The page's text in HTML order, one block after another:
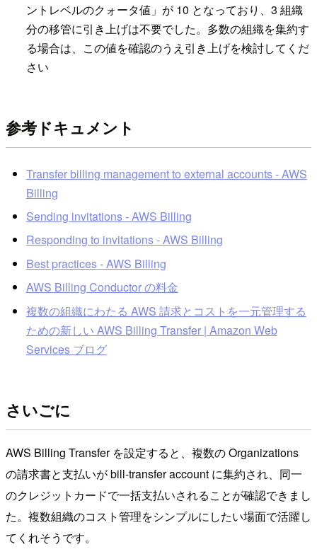
ントレベルのクォータ値」が 10 となっており、3 組織
分の移管に引き上げは不要でした。多数の組織を集約す
る場合は、この値を確認のうえ引き上げを検討してくだ
さい
参考ドキュメント
Transfer billing management to external accounts - AWS
Billing
Sending invitations - AWS Billing
Responding to invitations - AWS Billing
Best practices - AWS Billing
AWS Billing Conductor の料金
複数の組織にわたる AWS 請求とコストを一元管理する
ための新しい AWS Billing Transfer | Amazon Web
Services ブログ
さいごに
AWS Billing Transfer を設定すると、複数の Organizations
の請求書と支払いが bill-transfer account に集約され、同一
のクレジットカードで一括支払いされることが確認できまし
た。複数組織のコスト管理をシンプルにしたい場面で活躍し
てくれそうです。